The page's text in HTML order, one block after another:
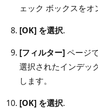
ェック ボックスをオ
[OK] を選択.
[フィルター]ページで
選択されたインデッ
します。
[OK] を選択.